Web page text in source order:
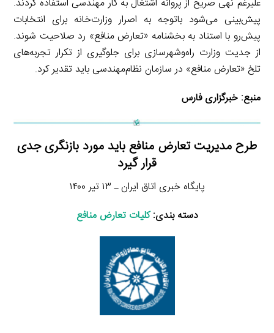
پیش‌بینی می‌شود باتوجه به اصرار وزارت‌خانه برای انتخابات
پیش‌رو با استناد به بخشنامه «تعارض منافع» رد صلاحیت شوند.
از جدیت وزارت راه‌وشهرسازی برای جلوگیری از تکرار تجربه‌های
تلخ «تعارض منافع» در سازمان نظام‌مهندسی باید تقدیر کرد.
منبع:خبرگزاری فارس
طرح مدیریت تعارض منافع باید مورد بازنگری جدی
قرار گیرد
پایگاه خبری اتاق ایران ـ ۱۳ تیر ۱۴۰۰
دسته بندی:کلیات تعارض منافع